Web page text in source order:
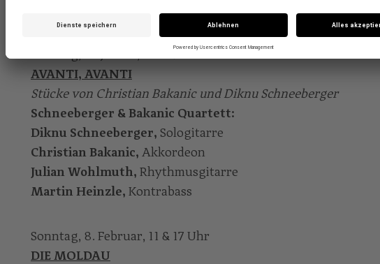
Sonntag, 11. Jänner, 11 & 17 Uhr
AVANTI, AVANTI
Stücke von Christian Bakanic und Diknu Schneeberger
Schneeberger & Bakanic Quartett:
Diknu Schneeberger, Sologitarre
Christian Bakanic, Akkordeon
Julian Wohlmuth, Rhythmusgitarre
Martin Heinzle, Kontrabass
Sonntag, 8. Februar, 11 & 17 Uhr
DIE MOLDAU